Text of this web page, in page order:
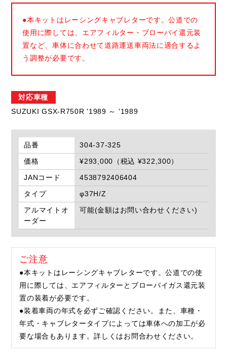
●本キットはレーシングキャブレターです。公道での
使用に際しては、エアフィルター・ブローバイ還元装
置など、車体に合わせて道路運送車両法に適合するよ
う調整が必要です。
対応車種
SUZUKI GSX-R750R '1989 ～ '1989
品番
304-37-325
価格
¥293,000（税込 ¥322,300）
JANコード
4538792406404
タイプ
φ37H/Z
アルマイトオ
ーダー
可能(金額はお問い合わせください)
ご注意
●本キットはレーシングキャブレターです。公道での使
用に際しては、エアフィルターとブローバイガス還元装
置の装着が必要です。
●装着車両の年式を必ずご確認ください。また、車種・
年式・キャブレタータイプによっては車体への加工が必
要な場合もあります。詳しくはお問合わせください。